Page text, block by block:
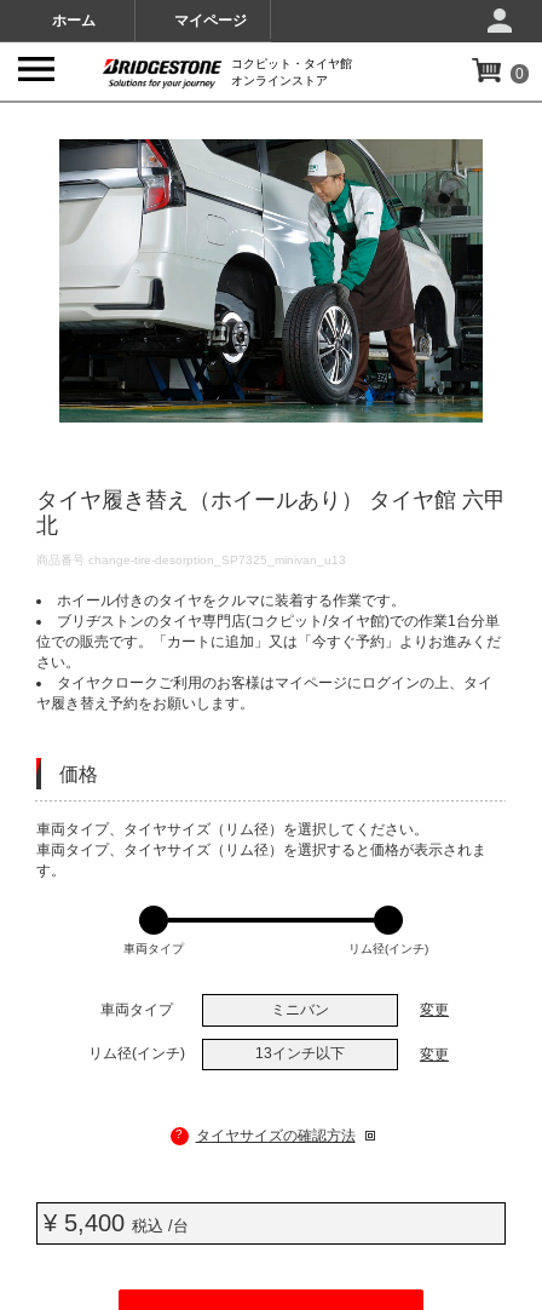
ホーム マイページ
コクピット・タイヤ館
オンラインストア
0
タイヤ履き替え（ホイールあり） タイヤ館 六甲
北
DETAILS
商品番号 change-tire-desorption_SP7325_minivan_u13
ホイール付きのタイヤをクルマに装着する作業です。
ブリヂストンのタイヤ専門店(コクピット/タイヤ館)での作業1台分単
位での販売です。「カートに追加」又は「今すぐ予約」よりお進みくだ
さい。
タイヤクロークご利用のお客様はマイページにログインの上、タイ
ヤ履き替え予約をお願いします。
価格
VARIATIONS
車両タイプ、タイヤサイズ（リム径）を選択してください。
車両タイプ、タイヤサイズ（リム径）を選択すると価格が表示されま
す。
車両タイプ リム径(インチ)
車両タイプ ミニバン 変更
リム径(インチ) 13インチ以下 変更
? タイヤサイズの確認方法
¥ 5,400 税込 /台